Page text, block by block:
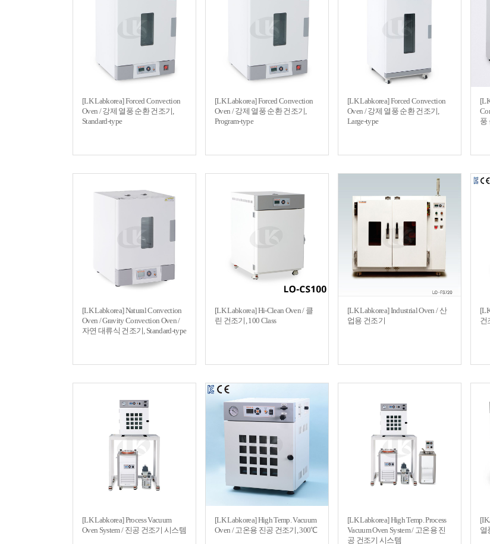
[LK Labkorea] Forced Convection
Oven / 강제 열풍 순환 건조기,
Standard-type
[LK Labkorea] Forced Convection
Oven / 강제 열풍 순환 건조기,
Program-type
[LK Labkorea] Forced Convection
Oven / 강제 열풍 순환 건조기,
Large-type
풍
[LK Labkorea] Natural Convection
Oven / Gravity Convection Oven /
자연 대류식 건조기, Standard-type
[LK Labkorea] Hi-Clean Oven / 클
린 건조기, 100 Class
[LK Labkorea] Industrial Oven / 산
업용 건조기
건
[LK Labkorea] Process Vacuum
Oven System / 진공 건조기 시스템
[LK Labkorea] High Temp. Vacuum
Oven / 고온용 진공 건조기, 300℃
[LK Labkorea] High Temp. Process
Vacuum Oven System / 고온용 진
공 건조기 시스템
열